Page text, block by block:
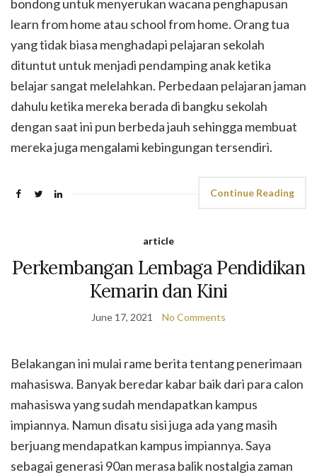
bondong untuk menyerukan wacana penghapusan
learn from home atau school from home. Orang tua
yang tidak biasa menghadapi pelajaran sekolah
dituntut untuk menjadi pendamping anak ketika
belajar sangat melelahkan. Perbedaan pelajaran jaman
dahulu ketika mereka berada di bangku sekolah
dengan saat ini pun berbeda jauh sehingga membuat
mereka juga mengalami kebingungan tersendiri.
Continue Reading
article
Perkembangan Lembaga Pendidikan
Kemarin dan Kini
June 17, 2021 No Comments
Belakangan ini mulai rame berita tentang penerimaan
mahasiswa. Banyak beredar kabar baik dari para calon
mahasiswa yang sudah mendapatkan kampus
impiannya. Namun disatu sisi juga ada yang masih
berjuang mendapatkan kampus impiannya. Saya
sebagai generasi 90an merasa balik nostalgia zaman